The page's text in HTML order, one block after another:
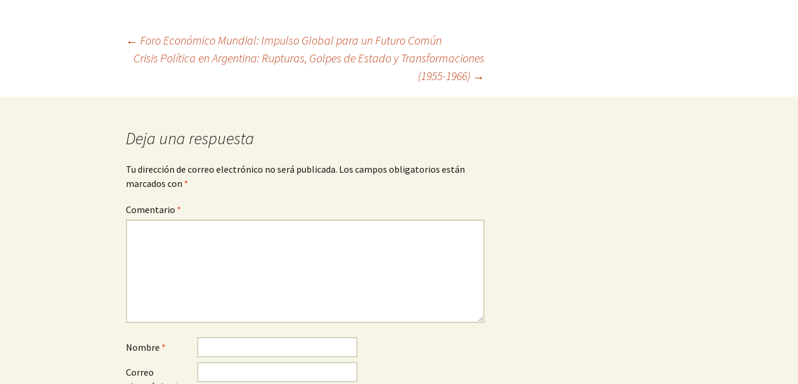
Navegación
← Foro Económico Mundial: Impulso Global para un Futuro Común
Crisis Política en Argentina: Rupturas, Golpes de Estado y Transformaciones
(1955-1966) →
Deja una respuesta
Tu dirección de correo electrónico no será publicada. Los campos obligatorios están
marcados con *
Comentario *
Nombre *
Correo